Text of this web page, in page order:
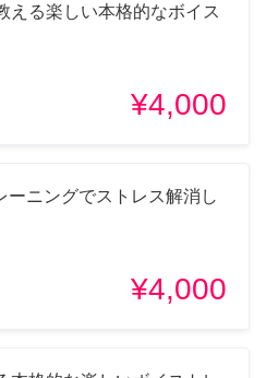
える楽しい本格的なボイス
¥4,000
ーニングでストレス解消し
¥4,000